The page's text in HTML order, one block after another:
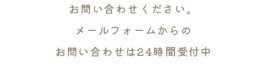
お問い合わせください。
メールフォームからの
お問い合わせは24時間受付中